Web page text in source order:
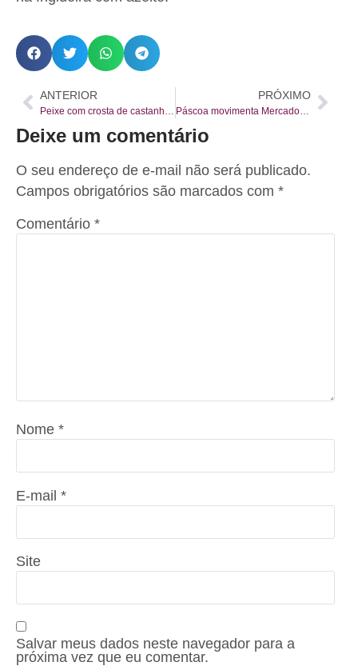
ANTERIOR PRÓXIMO
Deixe um comentário
O seu endereço de e-mail não será publicado.
Campos obrigatórios são marcados com *
Comentário *
Nome *
E-mail *
Site
Salvar meus dados neste navegador para a
próxima vez que eu comentar.